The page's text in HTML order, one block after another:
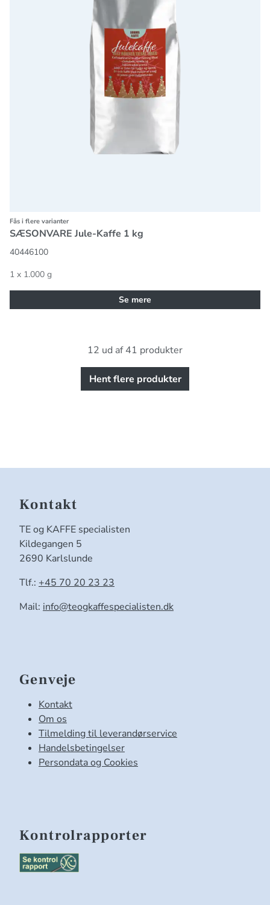
Fås i flere varianter
SÆSONVARE Jule-Kaffe 1 kg
40446100
1 x 1.000 g
Se mere
12 ud af 41 produkter
Hent flere produkter
Kontakt
TE og KAFFE specialisten
Kildegangen 5
2690 Karlslunde
Tlf.: +45 70 20 23 23
Mail: info@teogkaffespecialisten.dk
Genveje
Kontakt
Om os
Tilmelding til leverandørservice
Handelsbetingelser
Persondata og Cookies
Kontrolrapporter